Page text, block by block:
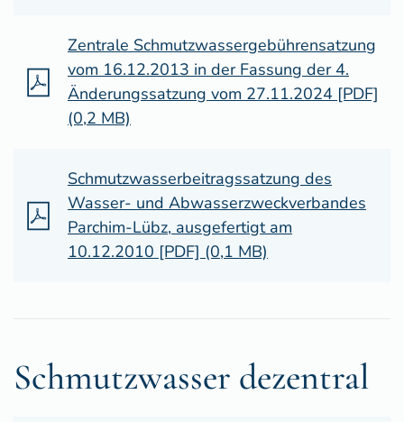
Zentrale Schmutzwassergebührensatzung
vom 16.12.2013 in der Fassung der 4.
Änderungssatzung vom 27.11.2024 [PDF]
(0,2 MB)
Schmutzwasserbeitragssatzung des
Wasser- und Abwasserzweckverbandes
Parchim-Lübz, ausgefertigt am
10.12.2010 [PDF] (0,1 MB)
Schmutzwasser dezentral